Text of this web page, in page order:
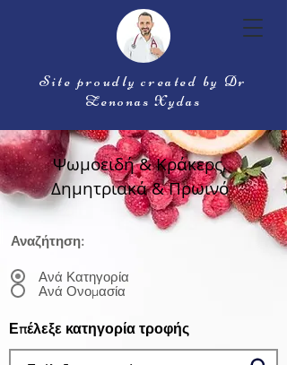
Site proudly created by Dr
Zenonas Xydas
Ψωμοειδή & Κράκερς,
Δημητριακά & Πρωινό
Αναζήτηση:
Ανά Κατηγορία
Ανά Ονομασία
Επέλεξε κατηγορία τροφής